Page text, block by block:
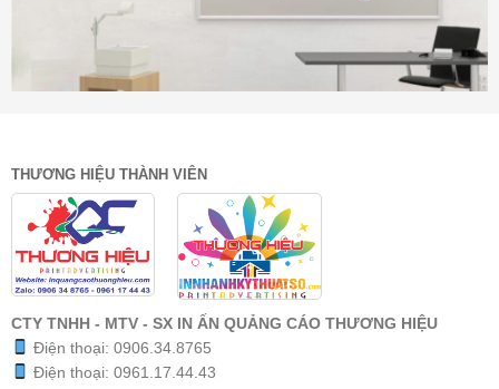
THƯƠNG HIỆU THÀNH VIÊN
CTY TNHH - MTV - SX IN ẤN QUẢNG CÁO THƯƠNG HIỆU
Điện thoại: 0906.34.8765
Điện thoại: 0961.17.44.43